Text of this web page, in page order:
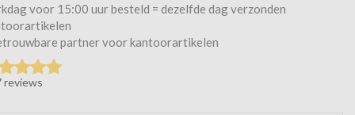
voor 15:00 uur besteld = dezelfde dag verzonden
partner voor kantoorartikelen
reviews